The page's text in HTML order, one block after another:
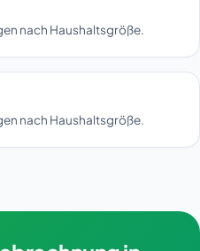
nach Haushaltsgröße.
nach Haushaltsgröße.